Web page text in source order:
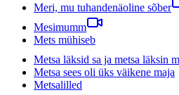
Meri, mu tuhandenäoline sõber
Mesimumm
Mets mühiseb
Metsa läksid sa ja metsa läksin
Metsa sees oli üks väikene maja
Metsalilled